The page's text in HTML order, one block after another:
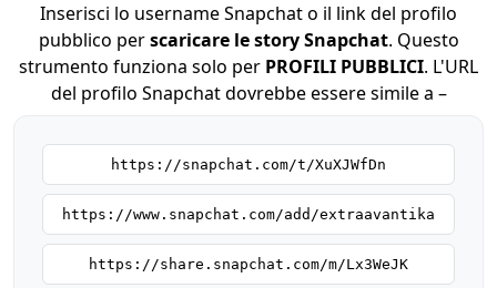
Inserisci lo username Snapchat o il link del profilo
pubblico perscaricare le story Snapchat. Questo
strumento funziona solo per PROFILI PUBBLICI. L'URL
del profilo Snapchat dovrebbe essere simile a –
https://snapchat.com/t/XuXJWfDn
https://www.snapchat.com/add/extraavantika
https://share.snapchat.com/m/Lx3WeJK